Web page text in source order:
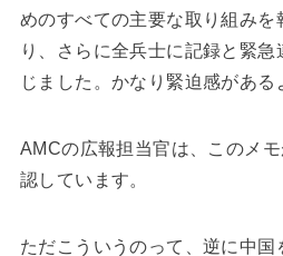
めのすべての主要な取り組みを
り、さらに全兵士に記録と緊
じました。かなり緊迫感がある
AMCの広報担当官は、このメ
認しています。
ただこういうのって、逆に中国